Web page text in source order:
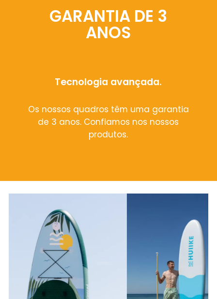
GARANTIA DE 3
ANOS
Tecnologia avançada.
Os nossos quadros têm uma garantia
de 3 anos. Confiamos nos nossos
produtos.